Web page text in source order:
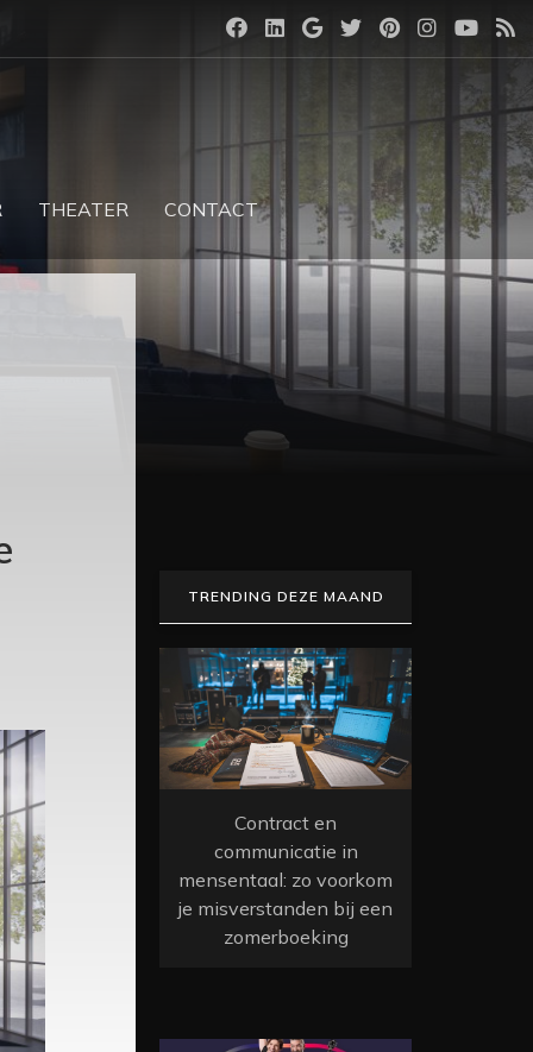
THEATER CONTACT
TRENDING DEZE MAAND
Contract en
communicatie in
mensentaal: zo voorkom
je misverstanden bij een
zomerboeking